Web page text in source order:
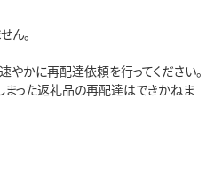
ん。
かに再配達依頼を行ってください。
った返礼品の再配達はできかねま